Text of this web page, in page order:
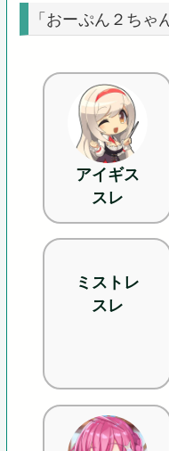
「おーぷん２ちゃ
アイギス
スレ
ミストレ
スレ